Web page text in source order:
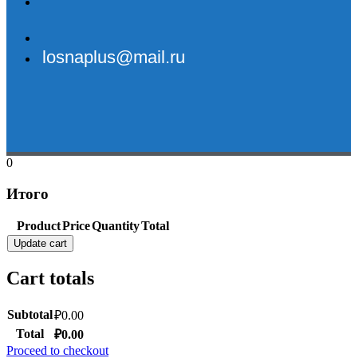
losnaplus@mail.ru
0
Итого
ProductPriceQuantityTotal
Update cart
Cart totals
Subtotal₽0.00
Total
₽0.00
Proceed to checkout